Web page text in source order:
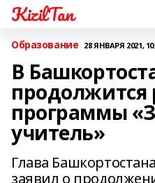
KizilTan
Образование 28 ЯНВАРЯ 2021,
В
продолжится
программы
учитель»
Глава
заявил о